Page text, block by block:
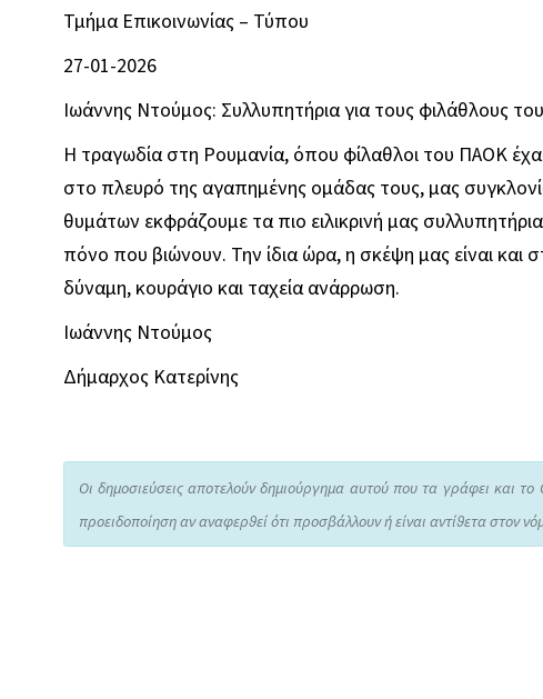
Τμήμα Επικοινωνίας – Τύπου
27-01-2026
Ιωάννης Ντούμος: Συλλυπητήρια για τους φιλάθλους
Η τραγωδία στη Ρουμανία, όπου φίλαθλοι του ΠΑΟΚ
στο πλευρό της αγαπημένης ομάδας τους, μας
θυμάτων εκφράζουμε τα πιο ειλικρινή μας
πόνο που βιώνουν. Την ίδια ώρα, η σκέψη μας είναι και
δύναμη, κουράγιο και ταχεία ανάρρωση.
Ιωάννης Ντούμος
Δήμαρχος Κατερίνης
Οι δημοσιεύσεις αποτελούν δημιούργημα αυτού που τα γράφει και
προειδοποίηση αν αναφερθεί ότι προσβάλλουν ή είναι αντίθετα στον